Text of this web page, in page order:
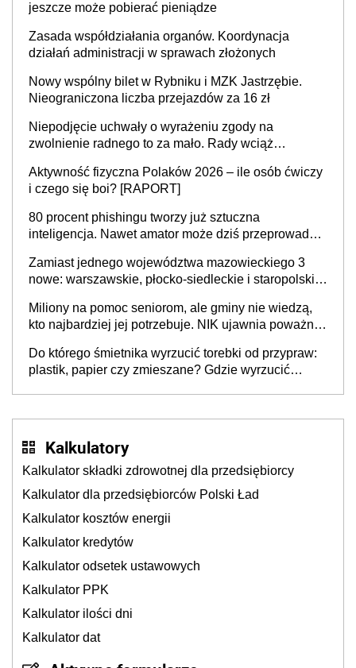
jeszcze może pobierać pieniądze
Zasada współdziałania organów. Koordynacja
działań administracji w sprawach złożonych
Nowy wspólny bilet w Rybniku i MZK Jastrzębie.
Nieograniczona liczba przejazdów za 16 zł
Niepodjęcie uchwały o wyrażeniu zgody na
zwolnienie radnego to za mało. Rady wciąż
sprawy
Aktywność fizyczna Polaków 2026 – ile osób ćwiczy
i czego się boi? [RAPORT]
80 procent phishingu tworzy już sztuczna
inteligencja. Nawet amator może dziś przeprowadzić
Zamiast jednego województwa mazowieckiego 3
nowe: warszawskie, płocko-siedleckie i staropolskie.
stołecznych
Miliony na pomoc seniorom, ale gminy nie wiedzą,
kto najbardziej jej potrzebuje. NIK ujawnia poważną
Do którego śmietnika wyrzucić torebki od przypraw:
plastik, papier czy zmieszane? Gdzie wyrzucić
Kalkulatory
Kalkulator składki zdrowotnej dla przedsiębiorcy
Kalkulator dla przedsiębiorców Polski Ład
Kalkulator kosztów energii
Kalkulator kredytów
Kalkulator odsetek ustawowych
Kalkulator PPK
Kalkulator ilości dni
Kalkulator dat